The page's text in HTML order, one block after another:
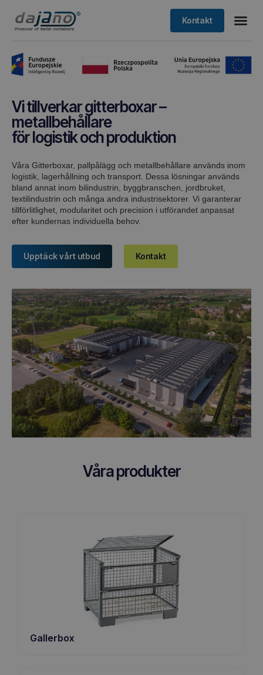
Kontakt
Vi tillverkar gitterboxar –
metallbehållare
för logistik och produktion
Våra Gitterboxar, pallpålägg och metallbehållare används inom
logistik, lagerhållning och transport. Dessa lösningar används
bland annat inom bilindustrin, byggbranschen, jordbruket,
textilindustrin och många andra industrisektorer. Vi garanterar
tillförlitlighet, modularitet och precision i utförandet anpassat
efter kundernas individuella behov.
Upptäck vårt utbud Kontakt
Våra produkter
Gallerbox